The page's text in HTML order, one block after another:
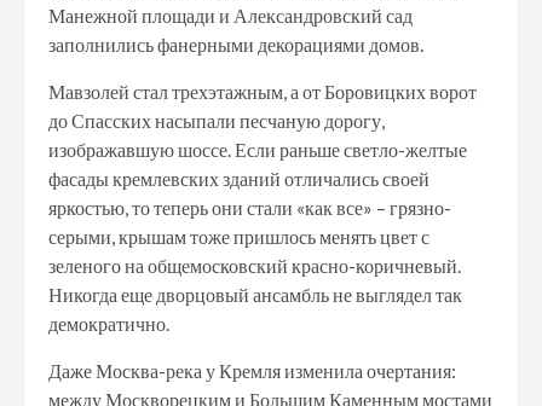
Манежной площади и Александровский сад
заполнились фанерными декорациями домов.
Мавзолей стал трехэтажным, а от Боровицких ворот
до Спасских насыпали песчаную дорогу,
изображавшую шоссе. Если раньше светло-желтые
фасады кремлевских зданий отличались своей
яркостью, то теперь они стали «как все» – грязно-
серыми, крышам тоже пришлось менять цвет с
зеленого на общемосковский красно-коричневый.
Никогда еще дворцовый ансамбль не выглядел так
демократично.
Даже Москва-река у Кремля изменила очертания:
между Москворецким и Большим Каменным мостами